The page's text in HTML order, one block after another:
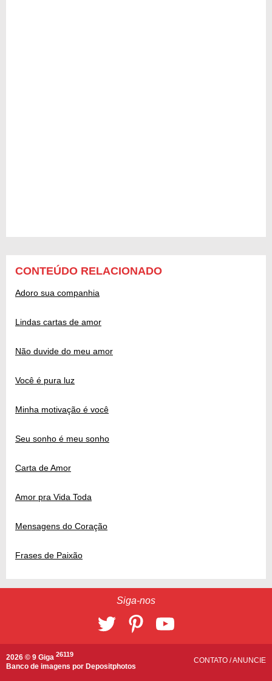
CONTEÚDO RELACIONADO
Adoro sua companhia
Lindas cartas de amor
Não duvide do meu amor
Você é pura luz
Minha motivação é você
Seu sonho é meu sonho
Carta de Amor
Amor pra Vida Toda
Mensagens do Coração
Frases de Paixão
Siga-nos
2026 © 9 Giga 26119
Banco de imagens por Depositphotos
CONTATO /ANUNCIE